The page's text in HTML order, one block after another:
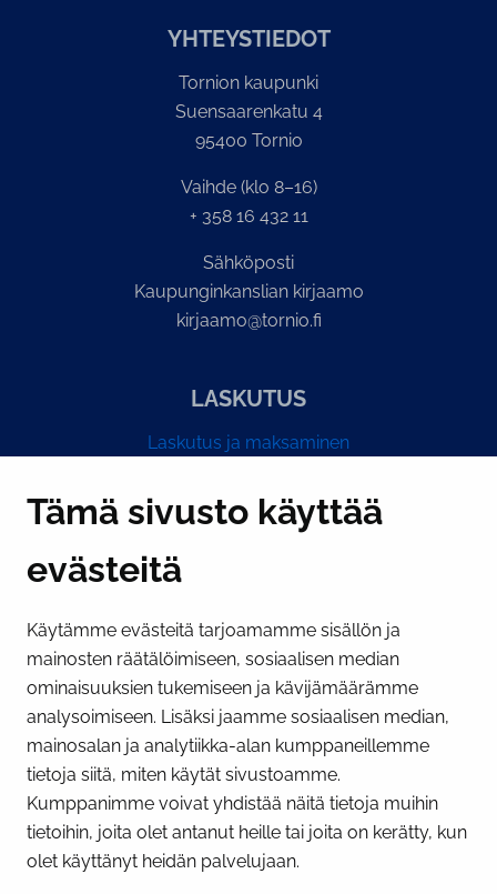
Tämä sivusto käyttää
evästeitä
Käytämme evästeitä tarjoamamme sisällön ja
mainosten räätälöimiseen, sosiaalisen median
ominaisuuksien tukemiseen ja kävijämäärämme
analysoimiseen. Lisäksi jaamme sosiaalisen median,
mainosalan ja analytiikka-alan kumppaneillemme
tietoja siitä, miten käytät sivustoamme.
Kumppanimme voivat yhdistää näitä tietoja muihin
tietoihin, joita olet antanut heille tai joita on kerätty, kun
olet käyttänyt heidän palvelujaan.
YH­TEYS­TIE­DOT
Tornion kaupunki
Suensaarenkatu 4
95400 Tornio
Vaihde (klo 8–16)
+ 358 16 432 11
Sähköposti
Kaupunginkanslian kirjaamo
kirjaamo@tornio.fi
LASKUTUS
Laskutus ja maksaminen
PI­KA­LINK­KE­JÄ
Näytä evästeasetukseni
SOSIAALINEN MEDIA
Facebook InstagramYouTube